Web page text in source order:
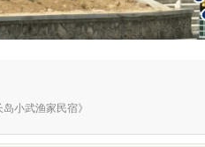
小武渔家民宿》